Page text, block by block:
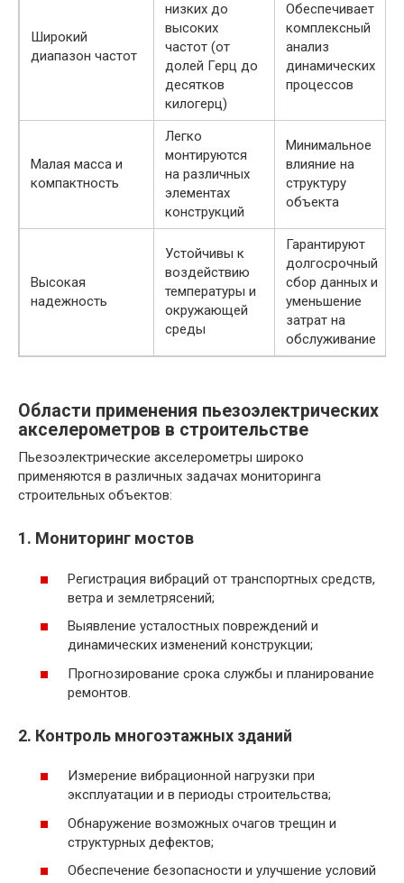
Широкий
диапазон частот
низких до
высоких
частот (от
долей Герц до
десятков
килогерц)
Обеспечивает
комплексный
анализ
динамических
процессов
Малая масса и
компактность
Легко
монтируются
на различных
элементах
конструкций
Минимальное
влияние на
структуру
объекта
Высокая
надежность
Устойчивы к
воздействию
температуры и
окружающей
среды
Гарантируют
долгосрочный
сбор данных и
уменьшение
затрат на
обслуживание
Области применения пьезоэлектрических
акселерометров в строительстве
Пьезоэлектрические акселерометры широко
применяются в различных задачах мониторинга
строительных объектов:
1. Мониторинг мостов
Регистрация вибраций от транспортных средств,
ветра и землетрясений;
Выявление усталостных повреждений и
динамических изменений конструкции;
Прогнозирование срока службы и планирование
ремонтов.
2. Контроль многоэтажных зданий
Измерение вибрационной нагрузки при
эксплуатации и в периоды строительства;
Обнаружение возможных очагов трещин и
структурных дефектов;
Обеспечение безопасности и улучшение условий